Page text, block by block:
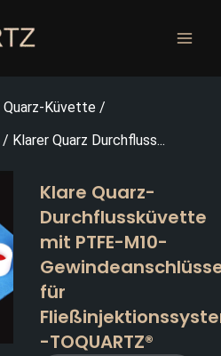
Quarz-Küvette /
/ Klarer Quarz Durchfluss...
Klare Quarz-
Durchflussküvette
mit PTFE-M10-
für
-TOQUARTZ®